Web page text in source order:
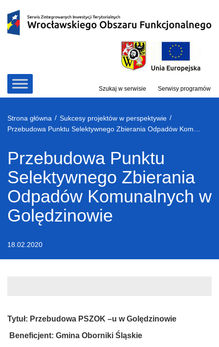
treści
Szukaj w serwisie Serwisy programów
Strona główna / Sukcesy projektów w perspektywie /
Przebudowa Punktu
Selektywnego Zbierania
Odpadów Komunalnych w
Golędzinowie
18.02.2020
Tytuł: Przebudowa PSZOK –u w Golędzinowie
Beneficjent: Gmina Oborniki Śląskie